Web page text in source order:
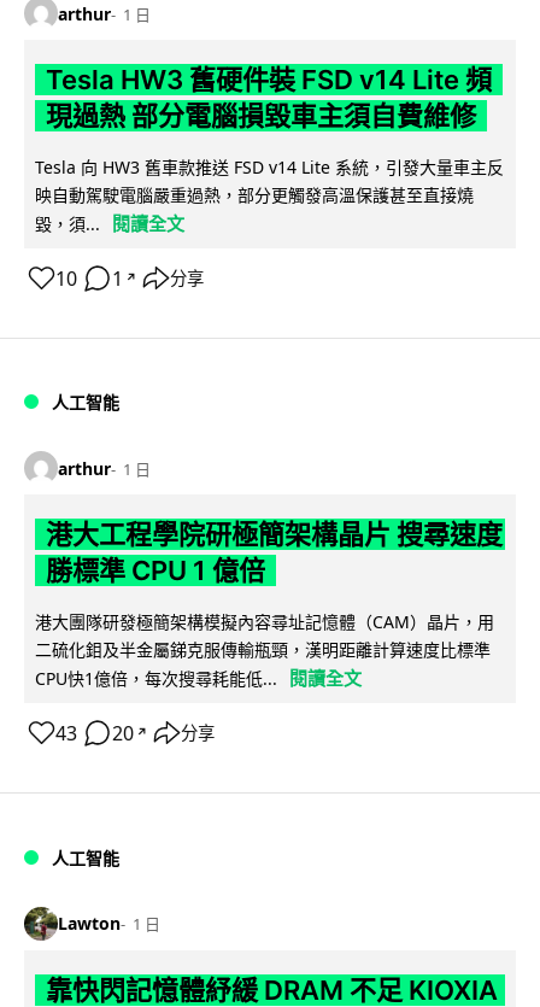
arthur 1 日
Tesla HW3 舊硬件裝 FSD v14 Lite 頻
現過熱 部分電腦損毀車主須自費維修
Tesla 向 HW3 舊車款推送 FSD v14 Lite 系統，引發大量車主反
映自動駕駛電腦嚴重過熱，部分更觸發高溫保護甚至直接燒
毀，須...
閱讀全文
10 1 ↗ 分享
人工智能
arthur 1 日
港大工程學院研極簡架構晶片 搜尋速度
勝標準 CPU 1 億倍
港大團隊研發極簡架構模擬內容尋址記憶體（CAM）晶片，用
二硫化鉬及半金屬銻克服傳輸瓶頸，漢明距離計算速度比標準
CPU快1億倍，每次搜尋耗能低...
閱讀全文
43 20 ↗ 分享
人工智能
Lawton 1 日
靠快閃記憶體紓緩 DRAM 不足 KIOXIA